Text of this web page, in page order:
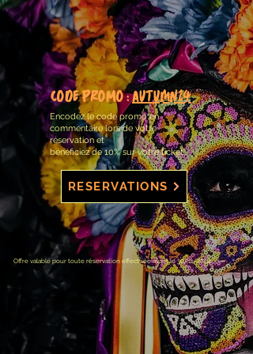
CODE PROMO :Autumn24
RESERVATIONS
Encodez le code promo en
commentaire lors de votre
réservation et
bénéficiez de 10% sur votre ticket
Offre valable pour toute réservation effectuée avant le 30/11/2024